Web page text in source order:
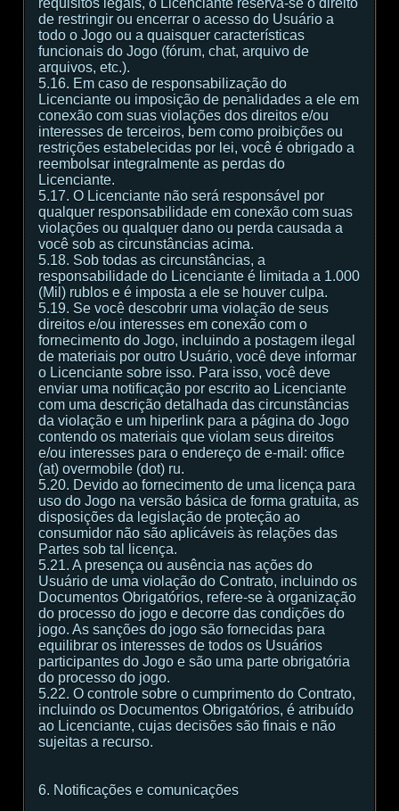
requisitos legais, o Licenciante reserva-se o direito
de restringir ou encerrar o acesso do Usuário a
todo o Jogo ou a quaisquer características
funcionais do Jogo (fórum, chat, arquivo de
arquivos, etc.).
5.16. Em caso de responsabilização do
Licenciante ou imposição de penalidades a ele em
conexão com suas violações dos direitos e/ou
interesses de terceiros, bem como proibições ou
restrições estabelecidas por lei, você é obrigado a
reembolsar integralmente as perdas do
Licenciante.
5.17. O Licenciante não será responsável por
qualquer responsabilidade em conexão com suas
violações ou qualquer dano ou perda causada a
você sob as circunstâncias acima.
5.18. Sob todas as circunstâncias, a
responsabilidade do Licenciante é limitada a 1.000
(Mil) rublos e é imposta a ele se houver culpa.
5.19. Se você descobrir uma violação de seus
direitos e/ou interesses em conexão com o
fornecimento do Jogo, incluindo a postagem ilegal
de materiais por outro Usuário, você deve informar
o Licenciante sobre isso. Para isso, você deve
enviar uma notificação por escrito ao Licenciante
com uma descrição detalhada das circunstâncias
da violação e um hiperlink para a página do Jogo
contendo os materiais que violam seus direitos
e/ou interesses para o endereço de e-mail: office
(at) overmobile (dot) ru.
5.20. Devido ao fornecimento de uma licença para
uso do Jogo na versão básica de forma gratuita, as
disposições da legislação de proteção ao
consumidor não são aplicáveis às relações das
Partes sob tal licença.
5.21. A presença ou ausência nas ações do
Usuário de uma violação do Contrato, incluindo os
Documentos Obrigatórios, refere-se à organização
do processo do jogo e decorre das condições do
jogo. As sanções do jogo são fornecidas para
equilibrar os interesses de todos os Usuários
participantes do Jogo e são uma parte obrigatória
do processo do jogo.
5.22. O controle sobre o cumprimento do Contrato,
incluindo os Documentos Obrigatórios, é atribuído
ao Licenciante, cujas decisões são finais e não
sujeitas a recurso.
6. Notificações e comunicações